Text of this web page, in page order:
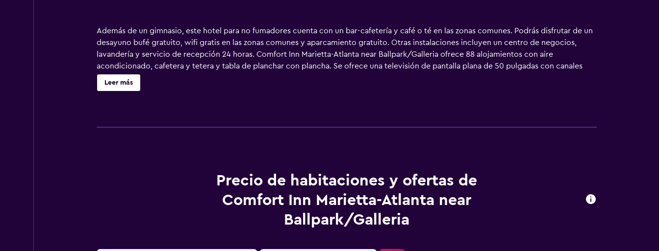
Además de un gimnasio, este hotel para no fumadores cuenta con un bar-cafetería y café o té en las zonas comunes. Podrás disfrutar de un
desayuno bufé gratuito, wifi gratis en las zonas comunes y aparcamiento gratuito. Otras instalaciones incluyen un centro de negocios,
lavandería y servicio de recepción 24 horas. Comfort Inn Marietta-Atlanta near Ballpark/Galleria ofrece 88 alojamientos con aire
acondicionado, cafetera y tetera y tabla de planchar con plancha. Se ofrece una televisión de pantalla plana de 50 pulgadas con canales
por cable de suscripción. Los baños están equipados con ducha y artículos de higiene personal gratuitos. Los huéspedes pueden navegar
por la web gracias a nuestro acceso a Internet wifi gratis. Los servicios para las personas de negocios incluyen escritorio y teléfono; se
Leer más
Precio de habitaciones y ofertas de
Comfort Inn Marietta-Atlanta near
Ballpark/Galleria